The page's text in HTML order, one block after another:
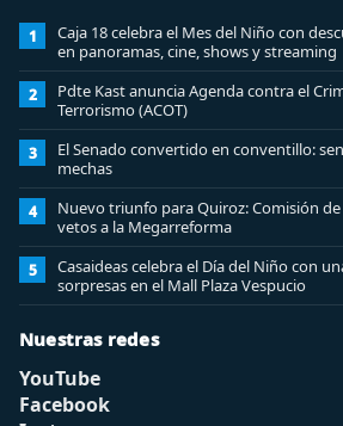
1
Caja 18 celebra el Mes del Niño con
en panoramas, cine, shows y streaming
2
Pdte Kast anuncia Agenda contra el
Terrorismo (ACOT)
3
El Senado convertido en conventillo:
mechas
4
Nuevo triunfo para Quiroz: Comisión
vetos a la Megarreforma
5
Casaideas celebra el Día del Niño con
sorpresas en el Mall Plaza Vespucio
Nuestras redes
YouTube
Facebook